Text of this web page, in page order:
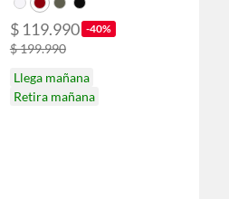
$ 119.990 -40%
$ 199.990
Llega mañana
Retira mañana